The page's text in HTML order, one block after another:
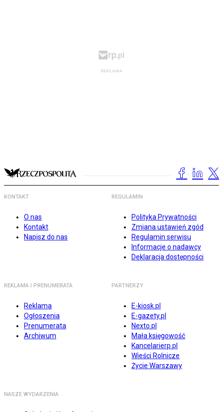
KONTAKT
O nas
Kontakt
Napisz do nas
REGULAMIN
Polityka Prywatności
Zmiana ustawień zgód
Regulamin serwisu
Informacje o nadawcy
Deklaracja dostępności
REKLAMA I PRENUMERATA
Reklama
Ogłoszenia
Prenumerata
Archiwum
PARTNERZY
E-kiosk.pl
E-gazety.pl
Nexto.pl
Mała księgowość
Kancelarierp.pl
Wieści Rolnicze
Życie Warszawy
NASZE WYDARZENIA